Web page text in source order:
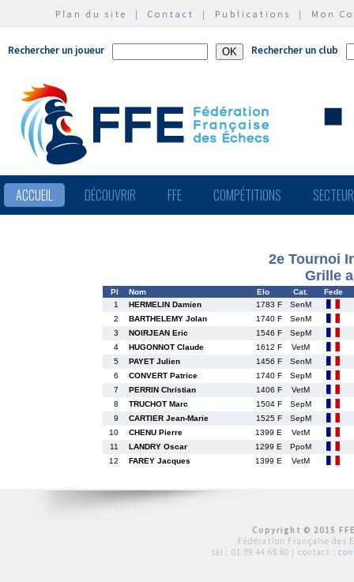
Plan du site | Contact | Publications | Mon
Rechercher un joueur Rechercher un club
ACCUEIL DÉCOUVRIR FFE COMPÉTITIONS
2e Tournoi
Grille
Pl Nom Elo Cat.
Fede
1
HERMELIN Damien 1783 F
SenM
2
BARTHELEMY Jolan 1740 F
SenM
3
NOIRJEAN Eric 1546 F
SepM
4
HUGONNOT Claude 1612 F
VetM
5
PAYET Julien 1456 F
SenM
6
CONVERT Patrice 1740 F
SepM
7
PERRIN Christian 1406 F
VetM
8
TRUCHOT Marc 1504 F
SepM
9
CARTIER Jean-Marie 1525 F
SepM
10
CHENU Pierre 1399 E
VetM
11
LANDRY Oscar 1299 E
PpoM
12
FAREY Jacques 1399 E VetM
Copyright © 2015
Fédération Française des
tél : 01 39 44 65 80 | contact :